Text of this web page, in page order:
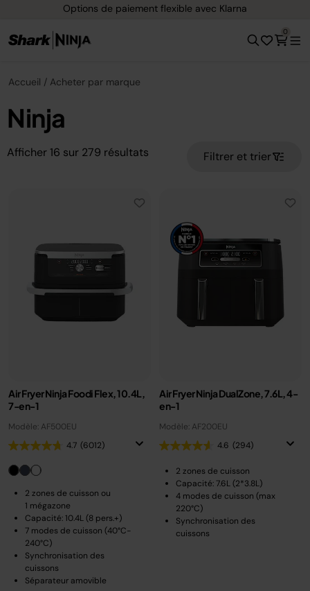
Options de paiement flexible avec Klarna
0
Accueil Acheter par marque
Ninja
Afficher 16 sur 279 résultats Filtrer et trier
Air Fryer Ninja Foodi Flex, 10.4L,
7-en-1
Modèle: AF500EU
4.7 (6012)
2 zones de cuisson ou
1 mégazone
Capacité: 10.4L (8 pers.+)
7 modes de cuisson (40°C-
240°C)
Synchronisation des
cuissons
Séparateur amovible
Air Fryer Ninja DualZone, 7.6L, 4-
en-1
Modèle: AF200EU
4.6 (294)
2 zones de cuisson
Capacité: 7.6L (2*3.8L)
4 modes de cuisson (max
220°C)
Synchronisation des
cuissons